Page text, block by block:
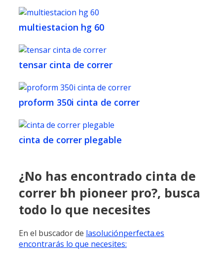
multiestacion hg 60
tensar cinta de correr
proform 350i cinta de correr
cinta de correr plegable
¿No has encontrado cinta de
correr bh pioneer pro?, busca
todo lo que necesites
En el buscador de lasoluciónperfecta.es
encontrarás lo que necesites: